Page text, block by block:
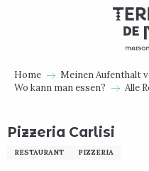
Home
Meinen Aufenthalt
Wo kann man essen?
Alle
Pizzeria Carlisi
RESTAURANT PIZZERIA